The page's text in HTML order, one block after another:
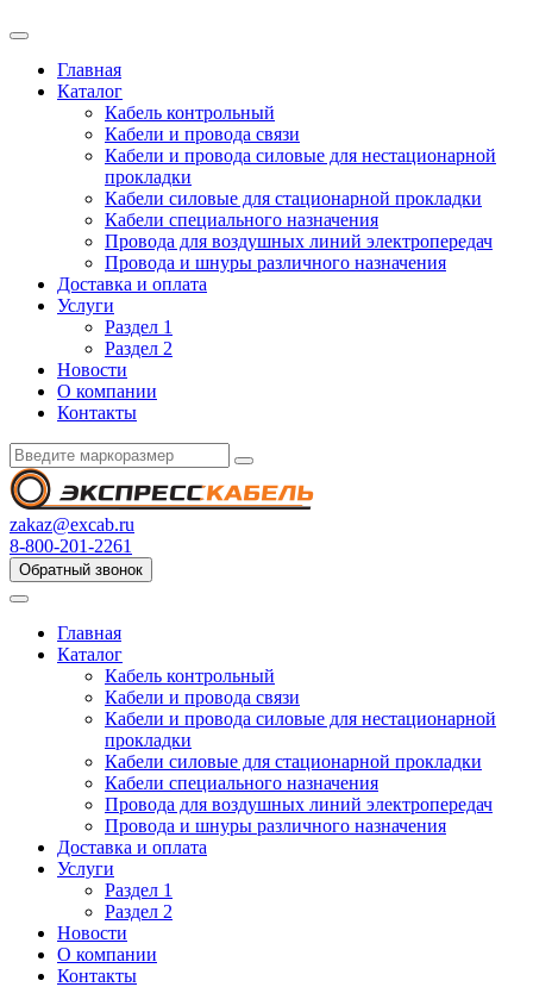
Главная
Каталог
Кабель контрольный
Кабели и провода связи
Кабели и провода силовые для нестационарной
прокладки
Кабели силовые для стационарной прокладки
Кабели специального назначения
Провода для воздушных линий электропередач
Провода и шнуры различного назначения
Доставка и оплата
Услуги
Раздел 1
Раздел 2
Новости
О компании
Контакты
zakaz@excab.ru
8-800-201-2261
Обратный звонок
Главная
Каталог
Кабель контрольный
Кабели и провода связи
Кабели и провода силовые для нестационарной
прокладки
Кабели силовые для стационарной прокладки
Кабели специального назначения
Провода для воздушных линий электропередач
Провода и шнуры различного назначения
Доставка и оплата
Услуги
Раздел 1
Раздел 2
Новости
О компании
Контакты